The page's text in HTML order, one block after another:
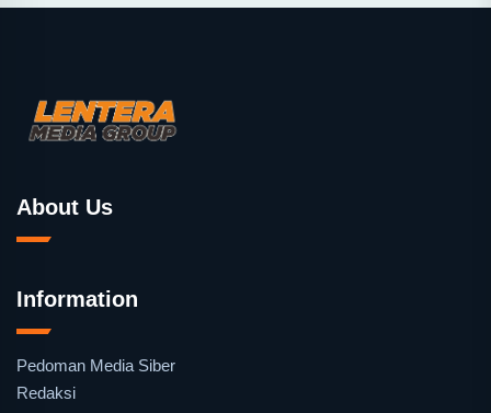
About Us
Information
Pedoman Media Siber
Redaksi